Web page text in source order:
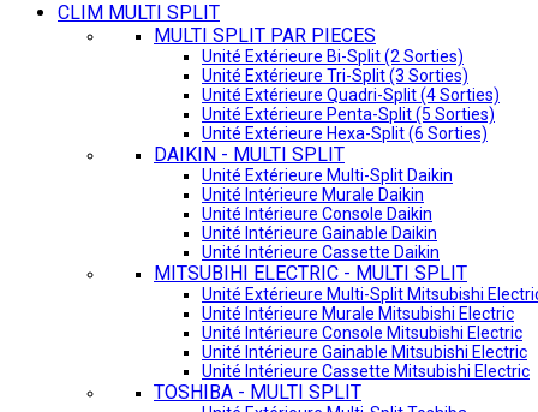
CLIM MULTI SPLIT
MULTI SPLIT PAR PIECES
Unité Extérieure Bi-Split (2 Sorties)
Unité Extérieure Tri-Split (3 Sorties)
Unité Extérieure Quadri-Split (4 Sorties)
Unité Extérieure Penta-Split (5 Sorties)
Unité Extérieure Hexa-Split (6 Sorties)
DAIKIN - MULTI SPLIT
Unité Extérieure Multi-Split Daikin
Unité Intérieure Murale Daikin
Unité Intérieure Console Daikin
Unité Intérieure Gainable Daikin
Unité Intérieure Cassette Daikin
MITSUBIHI ELECTRIC - MULTI SPLIT
Unité Extérieure Multi-Split Mitsubishi
Unité Intérieure Murale Mitsubishi Electric
Unité Intérieure Console Mitsubishi Electric
Unité Intérieure Gainable Mitsubishi Electric
Unité Intérieure Cassette Mitsubishi Electric
TOSHIBA - MULTI SPLIT